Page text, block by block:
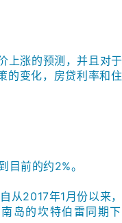
上涨的预测，并且对
的变化，房贷利率和
目前的约2%。
从2017年1月份以来
岛的坎特伯雷同期